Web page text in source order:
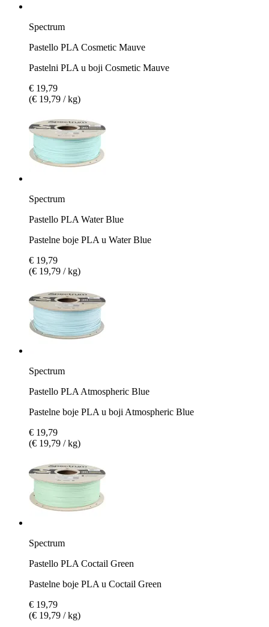
Spectrum
Pastello PLA Cosmetic Mauve
Pastelni PLA u boji Cosmetic Mauve
€ 19,79
(€ 19,79 / kg)
Spectrum
Pastello PLA Water Blue
Pastelne boje PLA u Water Blue
€ 19,79
(€ 19,79 / kg)
Spectrum
Pastello PLA Atmospheric Blue
Pastelne boje PLA u boji Atmospheric Blue
€ 19,79
(€ 19,79 / kg)
Spectrum
Pastello PLA Coctail Green
Pastelne boje PLA u Coctail Green
€ 19,79
(€ 19,79 / kg)